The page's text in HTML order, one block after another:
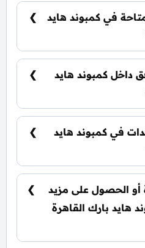
الأسعار قابلة للتغيير حسب
في كمبوند هايد
يمكنك حجز وحدتك بدفع مقدم 5% فقط، كما يتم
تقسيط الباقي على فترة تصل إلي 8 سنوات بدون أي
داخل كمبوند هايد
واسعة، بحيرات
ترفيهية للأطفال،
في كمبوند هايد
سنة واحدة من تاريخ
نصف تشطيب أو
الحصول على مزيد
هايد بارك القاهرة